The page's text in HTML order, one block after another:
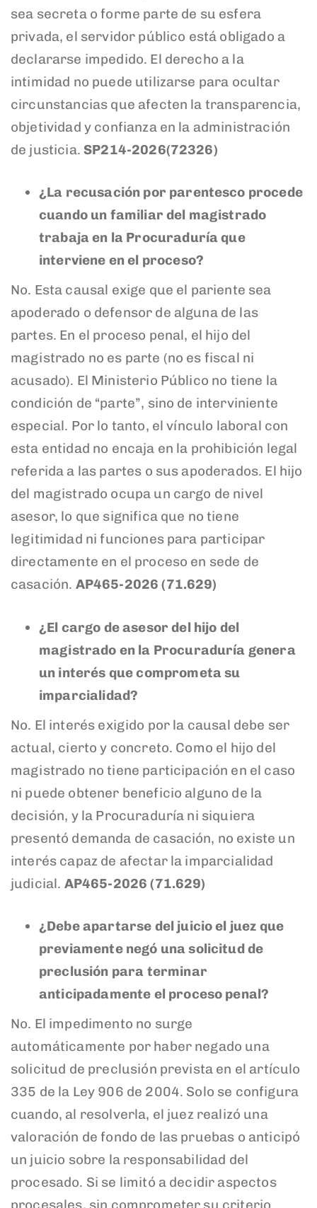
sea secreta o forme parte de su esfera
privada, el servidor público está obligado a
declararse impedido. El derecho a la
intimidad no puede utilizarse para ocultar
circunstancias que afecten la transparencia,
objetividad y confianza en la administración
de justicia.SP214-2026(72326)
¿La recusación por parentesco procede
cuando un familiar del magistrado
trabaja en la Procuraduría que
interviene en el proceso?
No. Esta causal exige que el pariente sea
apoderado o defensor de alguna de las
partes. En el proceso penal, el hijo del
magistrado no es parte (no es fiscal ni
acusado). El Ministerio Público no tiene la
condición de “parte”, sino de interviniente
especial. Por lo tanto, el vínculo laboral con
esta entidad no encaja en la prohibición legal
referida a las partes o sus apoderados. El hijo
del magistrado ocupa un cargo de nivel
asesor, lo que significa que no tiene
legitimidad ni funciones para participar
directamente en el proceso en sede de
casación. AP465-2026 (71.629)
¿El cargo de asesor del hijo del
magistrado en la Procuraduría genera
un interés que comprometa su
imparcialidad?
No. El interés exigido por la causal debe ser
actual, cierto y concreto. Como el hijo del
magistrado no tiene participación en el caso
ni puede obtener beneficio alguno de la
decisión, y la Procuraduría ni siquiera
presentó demanda de casación, no existe un
interés capaz de afectar la imparcialidad
judicial. AP465-2026 (71.629)
¿Debe apartarse del juicio el juez que
previamente negó una solicitud de
preclusión para terminar
anticipadamente el proceso penal?
No. El impedimento no surge
automáticamente por haber negado una
solicitud de preclusión prevista en el artículo
335 de la Ley 906 de 2004. Solo se configura
cuando, al resolverla, el juez realizó una
valoración de fondo de las pruebas o anticipó
un juicio sobre la responsabilidad del
procesado. Si se limitó a decidir aspectos